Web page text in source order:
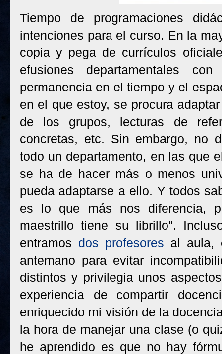
Tiempo de programaciones
intenciones para el curso. En la
copia y pega de currículos
efusiones departamentales
permanencia en el tiempo y el
en el que estoy, se procura
de los grupos, lecturas de
concretas, etc. Sin embargo, no
todo un departamento, en las que
se ha de hacer más o menos
pueda adaptarse a ello. Y todos
es lo que más nos diferencia,
maestrillo tiene su librillo".
entramos dos profesores al aula,
antemano para evitar
distintos y privilegia unos
experiencia de compartir
enriquecido mi visión de la
la hora de manejar una clase (o
he aprendido es que no hay